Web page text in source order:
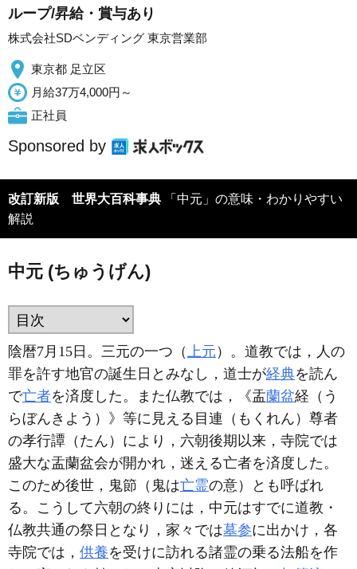
ループ/昇給・賞与あり
株式会社SDベンディング 東京営業部
東京都 足立区
月給37万4,000円～
正社員
Sponsored by
改訂新版 世界大百科事典
解説
中元 (ちゅうげん)
陰暦7月15日。三元の一つ（上元 ）。道教では，人の
罪を許す地官の誕生日とみなし，道士が経典を読ん
で亡者を済度した。また仏教では，《盂蘭盆経（う
らぼんきよう）》等に見える目連（もくれん）尊者
の孝行譚（たん）により，六朝後期以来，寺院では
盛大な盂蘭盆会が開かれ，迷える亡者を済度した。
このため後世，鬼節（鬼は亡霊の意）とも呼ばれ
る。こうして六朝の終りには，中元はすでに道教・
仏教共通の祭日となり，家々では墓参に出かけ，各
寺院では， 供養を受けに訪れる諸霊の乗る法船を作